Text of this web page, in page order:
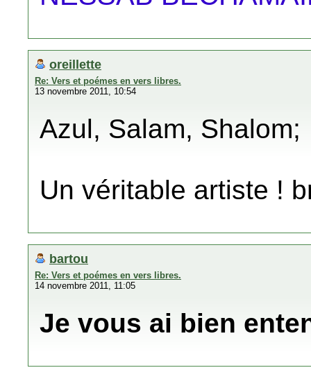
oreillette
Re: Vers et poémes en vers libres.
13 novembre 2011, 10:54
Azul, Salam, Shalom;
Un véritable artiste !
bartou
Re: Vers et poémes en vers libres.
14 novembre 2011, 11:05
Je vous ai bien